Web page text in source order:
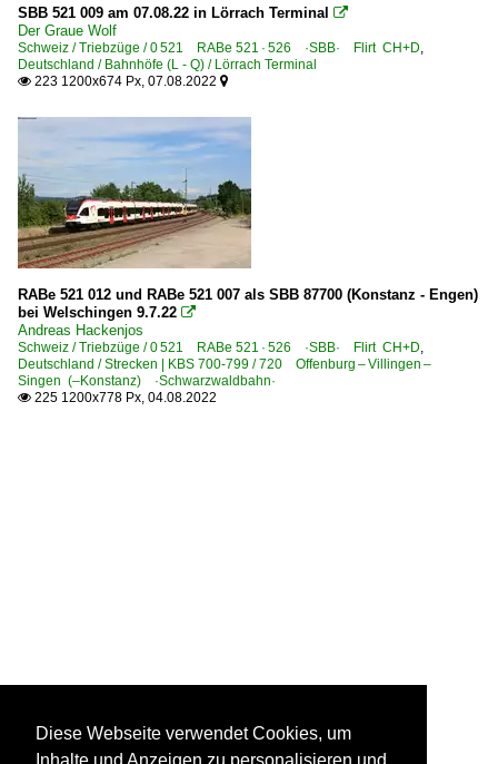
SBB 521 009 am 07.08.22 in Lörrach Terminal 
Der Graue Wolf
Schweiz / Triebzüge / 0 521 RABe 521 · 526 ·SBB· Flirt CH+D
Deutschland / Bahnhöfe (L - Q) / Lörrach Terminal
 223 1200x674 Px, 07.08.2022 
RABe 521 012 und RABe 521 007 als SBB 87700 (Konstanz - Engen)
bei Welschingen 9.7.22 
Andreas Hackenjos
Schweiz / Triebzüge / 0 521 RABe 521 · 526 ·SBB· Flirt CH+D
Deutschland / Strecken | KBS 700-799 / 720 Offenburg – Villingen –
Singen (–Konstanz) ·Schwarzwaldbahn·
 225 1200x778 Px, 04.08.2022
Diese Webseite verwendet Cookies, um